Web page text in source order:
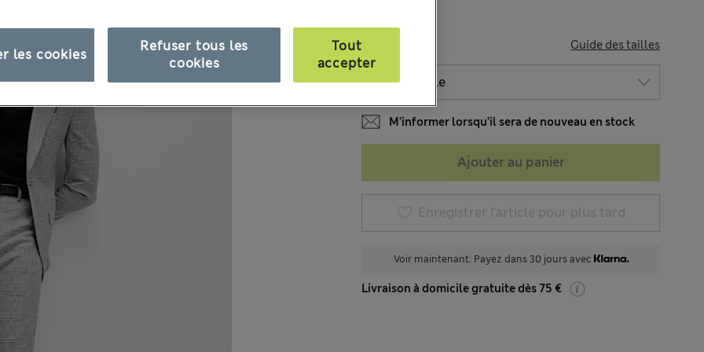
Guide des tailles
M’informer lorsqu’il sera de nouveau en stock
Ajouter au panier
Enregistrer l’article pour plus tard
Voir maintenant. Payez dans 30 jours avec
Livraison à domicile gratuite dès 75 €
Refuser tous les
cookies
Tout
accepter
les cookies